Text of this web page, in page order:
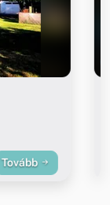
Tovább